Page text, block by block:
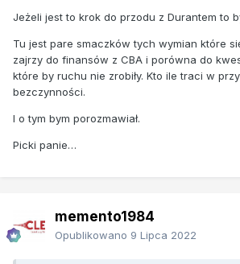
Jeżeli jest to krok do przodu z Durantem to
Tu jest pare smaczków tych wymian które
zajrzy do finansów z CBA i porówna do
które by ruchu nie zrobiły. Kto ile traci w
bezczynności.
I o tym bym porozmawiał.
Picki panie…
memento1984
Opublikowano 9 Lipca 2022